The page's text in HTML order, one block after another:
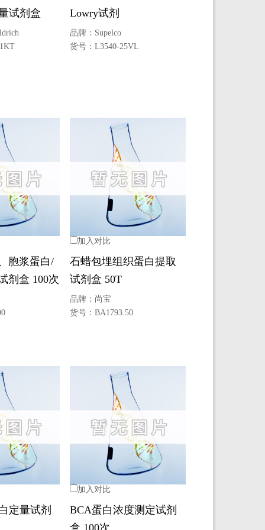
试剂盒 Lowry试剂
品牌： Supelco
货号： L3540-25VL
胞浆蛋白/
剂盒 100次
加入对比
石蜡包埋组织蛋白提取
试剂盒 50T
品牌： 尚宝
货号： BA1793.50
定量试剂
加入对比
BCA蛋白浓度测定试剂
盒 100次